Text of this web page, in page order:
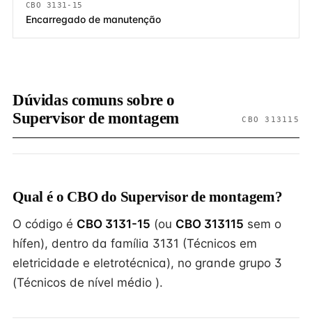
CBO 3131-15
Encarregado de manutenção
Dúvidas comuns sobre o
Supervisor de montagem
CBO 313115
Qual é o CBO do Supervisor de montagem?
O código é CBO 3131-15 (ou CBO 313115 sem o
hífen), dentro da família 3131 (Técnicos em
eletricidade e eletrotécnica), no grande grupo 3
(Técnicos de nível médio ).